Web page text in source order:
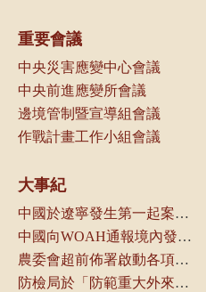
重要會議
中央災害應變中心會議
中央前進應變所會議
邊境管制暨宣導組會議
作戰計畫工作小組會議
大事紀
中國於遼寧發生第一起案例，本局立即通知動物防疫機關及產業團體
中國向WOAH通報境內發生非洲豬瘟
農委會超前佈署啟動各項防疫管控措施
防檢局於「防範重大外來豬病產業座談會議」中，請養豬產業及相關業者配合各項管制措施，以防堵本病傳入我國